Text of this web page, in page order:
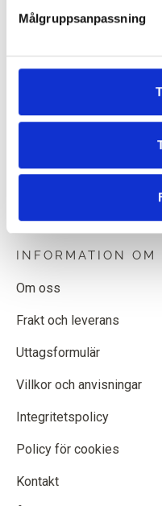
Målgruppsanpassning
högkvalitativt garn med
baserade i Köpenhamn,
Knitting for Olive ApS
Godthåbsvej 55, 2000
INFORMATION OM
Om oss
Frakt och leverans
Uttagsformulär
Villkor och anvisningar
Integritetspolicy
Policy för cookies
Kontakt